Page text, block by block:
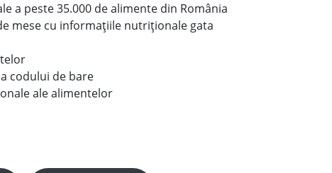
a peste 35.000 de alimente din România
mese cu informațiile nutriționale gata
codului de bare
ale alimentelor